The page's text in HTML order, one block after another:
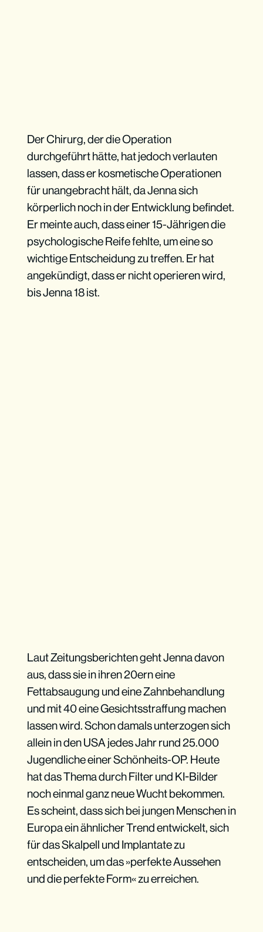
Der Chirurg, der die Operation
durchgeführt hätte, hat jedoch verlauten
lassen, dass er kosmetische Operationen
für unangebracht hält, da Jenna sich
körperlich noch in der Entwicklung befindet.
Er meinte auch, dass einer 15-Jährigen die
psychologische Reife fehlte, um eine so
wichtige Entscheidung zu treffen. Er hat
angekündigt, dass er nicht operieren wird,
bis Jenna 18 ist.
Laut Zeitungsberichten geht Jenna davon
aus, dass sie in ihren 20ern eine
Fettabsaugung und eine Zahnbehandlung
und mit 40 eine Gesichtsstraffung machen
lassen wird. Schon damals unterzogen sich
allein in den USA jedes Jahr rund 25.000
Jugendliche einer Schönheits-OP. Heute
hat das Thema durch Filter und KI-Bilder
noch einmal ganz neue Wucht bekommen.
Es scheint, dass sich bei jungen Menschen in
Europa ein ähnlicher Trend entwickelt, sich
für das Skalpell und Implantate zu
entscheiden, um das »perfekte Aussehen
und die perfekte Form« zu erreichen.